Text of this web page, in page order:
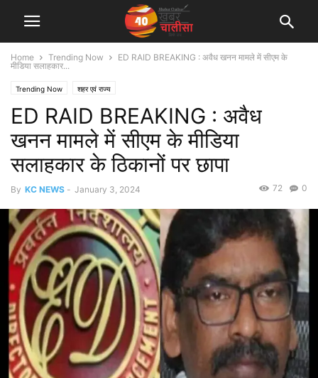
Home Trending Now
ED RAID BREAKING : अवैध खनन मामले में सीएम के
मीडिया सलाहकार...
Trending Now शहर एवं राज्य
ED RAID BREAKING : अवैध
खनन मामले में सीएम के मीडिया
सलाहकार के ठिकानों पर छापा
By KC NEWS - January 3, 2024 0
72